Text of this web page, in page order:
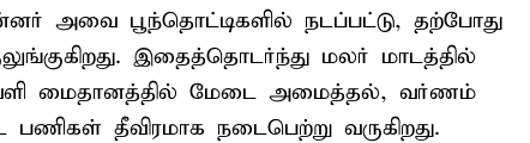
அவை பூந்தொட்டிகளில் நடப்பட்டு, தற்போது
இதைத்தொடர்ந்து மலர் மாடத்தில்
மைதானத்தில் மேடை அமைத்தல், வர்ணம்
தீவிரமாக நடைபெற்று வருகிறது.